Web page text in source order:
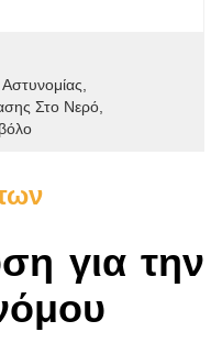
Στο Νερό
για την